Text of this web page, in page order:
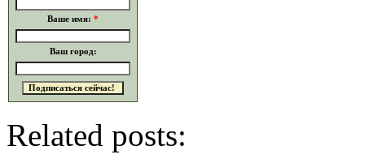
Ваше имя: *
Ваш город:
Related posts: